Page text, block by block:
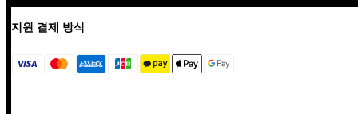
지원 결제 방식